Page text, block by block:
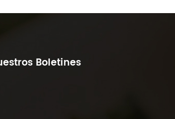
Boletines